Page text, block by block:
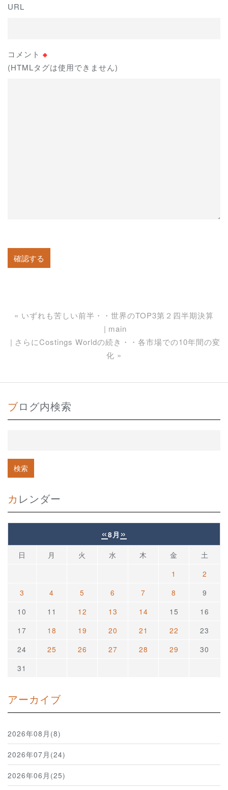
URL
コメント ※
(HTMLタグは使用できません)
« いずれも苦しい前半・・世界のTOP3第２四半期決算
main
さらにCostings Worldの続き・・各市場での10年間の変
化 »
ブログ内検索
カレンダー
«8月 »
日 月 火 水 木 金
土
1
2
3
4 5 6 7 8
9
10
11 12 13 14 15
16
17
18 19 20 21 22
23
24
25 26 27 28 29
30
31
アーカイブ
2026年08月(8)
2026年07月(24)
2026年06月(25)